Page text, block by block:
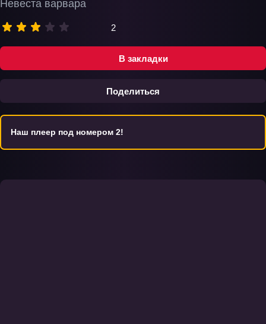
В закладки
Поделиться
Невеста варвара
2
Наш плеер под номером 2!